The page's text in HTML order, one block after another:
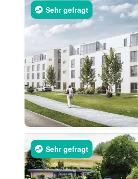
Sehr gefragt
Sehr gefragt